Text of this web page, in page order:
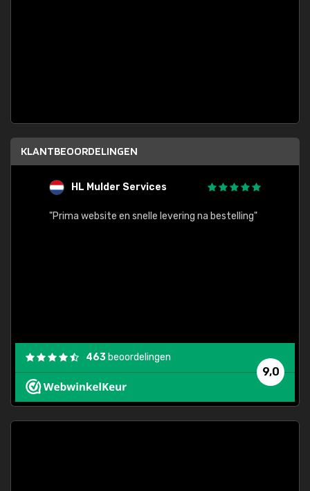
KLANTBEOORDELINGEN
HL Mulder Services
"Prima website en snelle levering na bestelling"
9,0
463 beoordelingen